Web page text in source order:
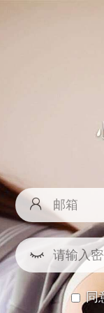
同